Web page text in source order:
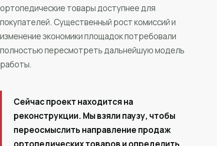
ортопедические товары доступнее для
покупателей. Существенный рост комиссий и
изменение экономики площадок потребовали
полностью пересмотреть дальнейшую модель
работы.
Сейчас проект находится на
реконструкции. Мы взяли паузу, чтобы
переосмыслить направление продаж